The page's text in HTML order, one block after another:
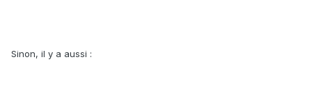
Sinon, il y a aussi :